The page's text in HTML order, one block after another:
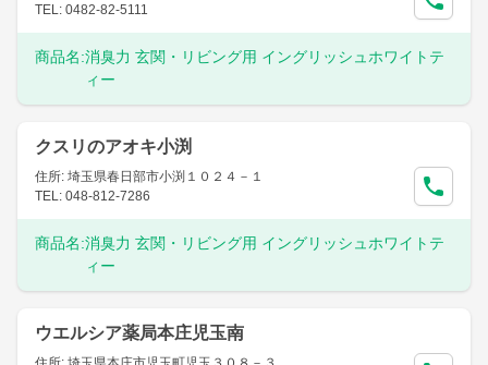
TEL: 0482-82-5111
商品名:消臭力 玄関・リビング用 イングリッシュホワイトテ
ィー
クスリのアオキ小渕
住所: 埼玉県春日部市小渕１０２４－１
TEL: 048-812-7286
商品名:消臭力 玄関・リビング用 イングリッシュホワイトテ
ィー
ウエルシア薬局本庄児玉南